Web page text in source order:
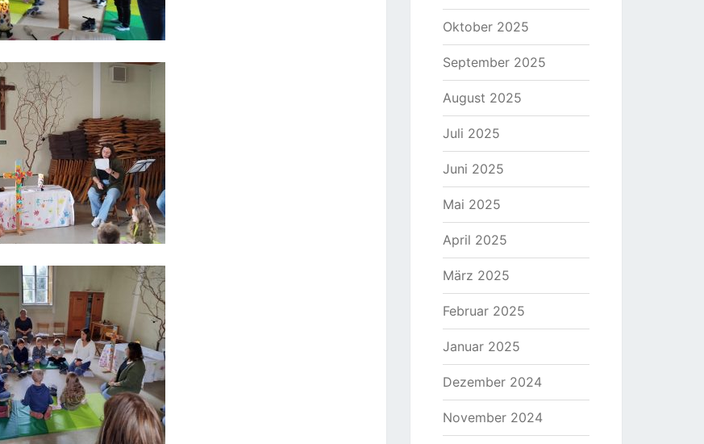
Oktober 2025
September 2025
August 2025
Juli 2025
Juni 2025
Mai 2025
April 2025
März 2025
Februar 2025
Januar 2025
Dezember 2024
November 2024